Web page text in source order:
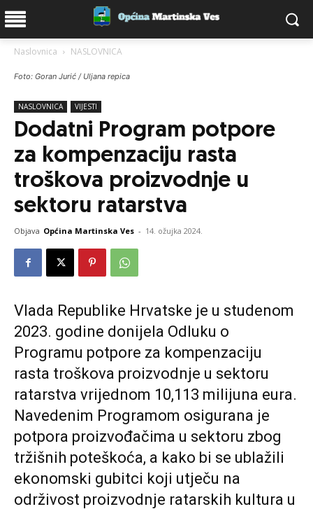
Naslovnica NASLOVNICA
Foto: Goran Jurić / Uljana repica
NASLOVNICA VIJESTI
Dodatni Program potpore
za kompenzaciju rasta
troškova proizvodnje u
sektoru ratarstva
Objava Općina Martinska Ves - 14. ožujka 2024.
Vlada Republike Hrvatske je u studenom
2023. godine donijela Odluku o
Programu potpore za kompenzaciju
rasta troškova proizvodnje u sektoru
ratarstva vrijednom 10,113 milijuna eura.
Navedenim Programom osigurana je
potpora proizvođačima u sektoru zbog
tržišnih poteškoća, a kako bi se ublažili
ekonomski gubitci koji utječu na
održivost proizvodnje ratarskih kultura u